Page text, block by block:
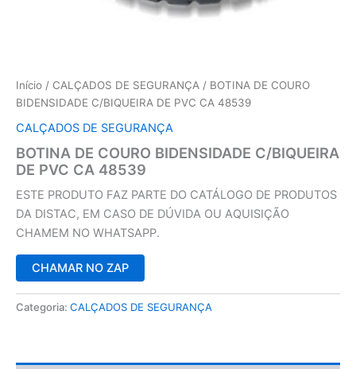
Início / CALÇADOS DE SEGURANÇA / BOTINA DE COURO
BIDENSIDADE C/BIQUEIRA DE PVC CA 48539
CALÇADOS DE SEGURANÇA
BOTINA DE COURO BIDENSIDADE C/BIQUEIRA
DE PVC CA 48539
ESTE PRODUTO FAZ PARTE DO CATÁLOGO DE PRODUTOS
DA DISTAC, EM CASO DE DÚVIDA OU AQUISIÇÃO
CHAMEM NO WHATSAPP.
CHAMAR NO ZAP
Categoria: CALÇADOS DE SEGURANÇA